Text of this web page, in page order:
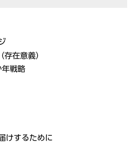
在意義）
戦略
けするために